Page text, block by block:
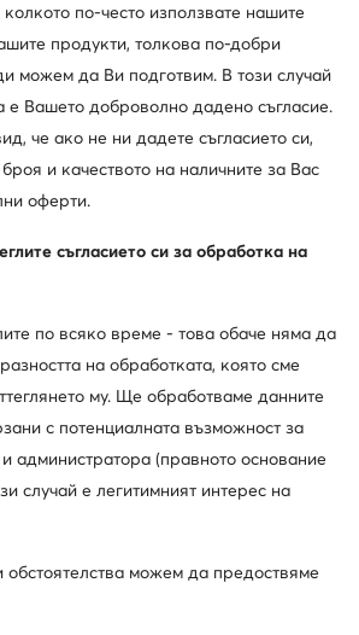
на много места.
за членовете на клуба, удължен
и много повече. Отключете
GOLD и получавайте
MODIVOclub Научете повече
на клуба
за членовете на клуба
в MODIVOclub GOLD
по-често използвате нашите
продукти, толкова по-добри
можем да Ви подготвим. В този случай
е Вашето доброволно дадено съгласие.
че ако не ни дадете съгласието си,
и качеството на наличните за Вас
оферти.
съгласието си за обработка на
по всяко време - това обаче няма да
на обработката, която сме
му. Ще обработваме данните
с потенциалната възможност за
администратора (правното основание
случай е легитимният интерес на
можем да предоствяме